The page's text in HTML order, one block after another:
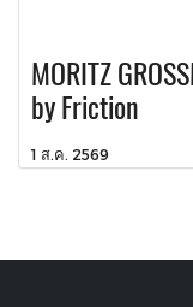
MORITZ
by Friction
1 ส.ค. 2569